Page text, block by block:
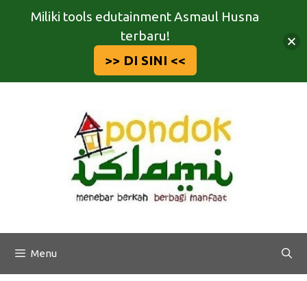
Menu
Miliki tools edutainment Asmaul Husna
terbaru!
>> DI SINI <<